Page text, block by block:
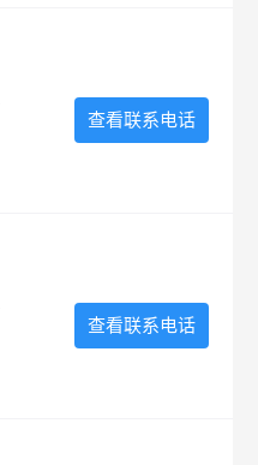
查看联系电话
查看联系电话